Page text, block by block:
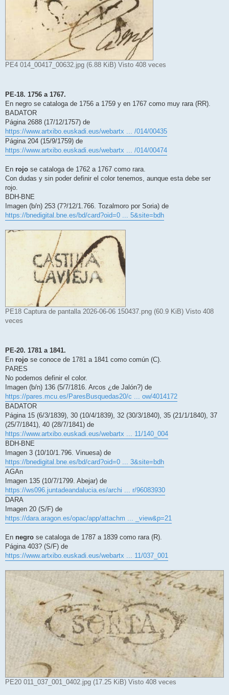
PE4 014_00417_00632.jpg (6.88 KiB) Visto 408 veces
PE-18. 1756 a 1767.
En negro se cataloga de 1756 a 1759 y en 1767 como muy rara (RR).
BADATOR
Página 2688 (17/12/1757) de
https://www.artxibo.euskadi.eus/webartx ... /014/00435
Página 204 (15/9/1759) de
https://www.artxibo.euskadi.eus/webartx ... /014/00474
En rojo se cataloga de 1762 a 1767 como rara.
Con dudas y sin poder definir el color tenemos, aunque esta debe ser
rojo.
BDH-BNE
Imagen (b/n) 253 (7?/12/1.766. Tozalmoro por Soria) de
https://bnedigital.bne.es/bd/card?oid=0 ... 5&site=bdh
PE18 Captura de pantalla 2026-06-06 150437.png (60.9 KiB) Visto 408
veces
PE-20. 1781 a 1841.
En rojo se conoce de 1781 a 1841 como común (C).
PARES
No podemos definir el color.
Imagen (b/n) 136 (5/7/1816. Arcos ¿de Jalón?) de
https://pares.mcu.es/ParesBusquedas20/c ... ow/4014172
BADATOR
Página 15 (6/3/1839), 30 (10/4/1839), 32 (30/3/1840), 35 (21/1/1840), 37
(25/7/1841), 40 (28/7/1841) de
https://www.artxibo.euskadi.eus/webartx ... 11/140_004
BDH-BNE
Imagen 3 (10/10/1.796. Vinuesa) de
https://bnedigital.bne.es/bd/card?oid=0 ... 3&site=bdh
AGAn
Imagen 135 (10/7/1799. Abejar) de
https://ws096.juntadeandalucia.es/archi ... r/96083930
DARA
Imagen 20 (S/F) de
https://dara.aragon.es/opac/app/attachm ... _view&p=21
En negro se cataloga de 1787 a 1839 como rara (R).
Página 403? (S/F) de
https://www.artxibo.euskadi.eus/webartx ... 11/037_001
PE20 011_037_001_0402.jpg (17.25 KiB) Visto 408 veces